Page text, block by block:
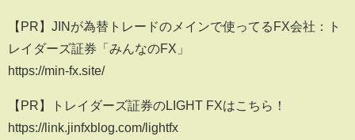
【PR】JINが為替トレードのメインで使ってるFX会社：ト
レイダーズ証券「みんなのFX」
https://min-fx.site/
【PR】トレイダーズ証券のLIGHT FXはこちら！
https://link.jinfxblog.com/lightfx